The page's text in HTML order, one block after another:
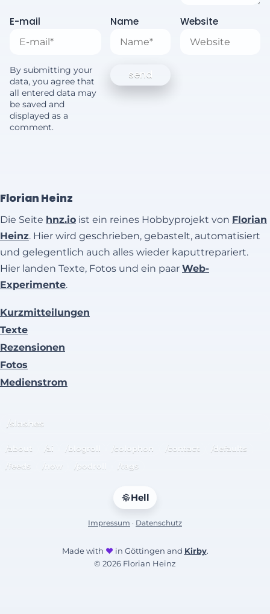
E-mail Name Website
By submitting your
data, you agree that
all entered data may
be saved and
displayed as a
comment.
Florian Heinz
Die Seite hnz.io ist ein reines Hobbyprojekt von Florian
Heinz. Hier wird geschrieben, gebastelt, automatisiert
und gelegentlich auch alles wieder kaputtrepariert.
Hier landen Texte, Fotos und ein paar Web-
Experimente.
Kurzmitteilungen
Texte
Rezensionen
Fotos
Medienstrom
/slashes
/about /ai /blogroll /colophon /contact
/defaults
/feeds
/now /podroll /tags
Hell
Impressum · Datenschutz
Made with ♥ in Göttingen and Kirby.
© 2026 Florian Heinz